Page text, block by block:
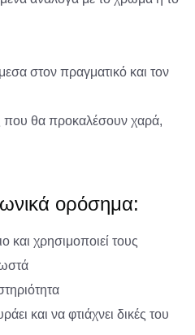
στον πραγματικό και τον
που θα προκαλέσουν χαρά,
ορόσημα:
και χρησιμοποιεί τους
και να φτιάχνει δικές του